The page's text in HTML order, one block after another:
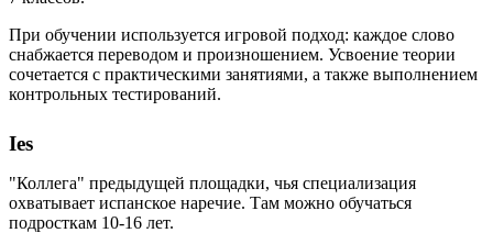
При обучении используется игровой подход: каждое слово
снабжается переводом и произношением. Усвоение теории
сочетается с практическими занятиями, а также выполнением
контрольных тестирований.
Ies
"Коллега" предыдущей площадки, чья специализация
охватывает испанское наречие. Там можно обучаться
подросткам 10-16 лет.